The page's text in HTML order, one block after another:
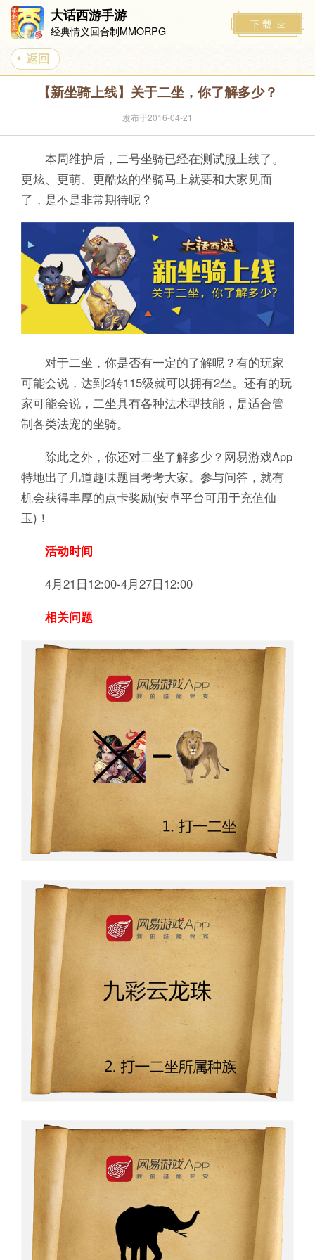
大话西游手游
经典情义回合制MMORPG
【新坐骑上线】关于二坐，你了解多少？
发布于2016-04-21
本周维护后，二号坐骑已经在测试服上线了。
更炫、更萌、更酷炫的坐骑马上就要和大家见面
了，是不是非常期待呢？
对于二坐，你是否有一定的了解呢？有的玩家
可能会说，达到2转115级就可以拥有2坐。还有的玩
家可能会说，二坐具有各种法术型技能，是适合管
制各类法宠的坐骑。
除此之外，你还对二坐了解多少？网易游戏App
特地出了几道趣味题目考考大家。参与问答，就有
机会获得丰厚的点卡奖励(安卓平台可用于充值仙
玉)！
活动时间
4月21日12:00-4月27日12:00
相关问题